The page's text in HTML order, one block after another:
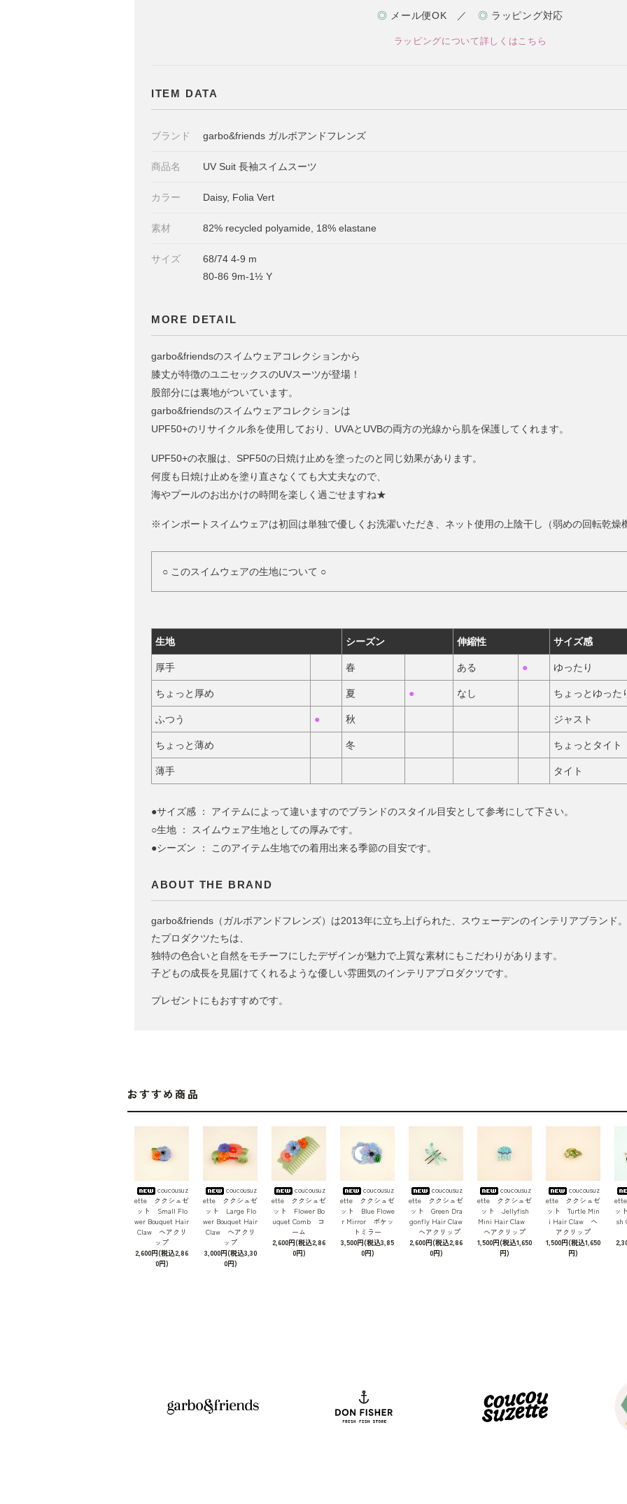
◎ メール便OK ／ ◎ ラッピング対応
ラッピングについて詳しくはこちら
ITEM DATA
ブランド garbo&friends ガルボアンドフレンズ
商品名 UV Suit 長袖スイムスーツ
カラー Daisy, Folia Vert
素材 82% recycled polyamide, 18% elastane
サイズ
68/74 4-9 m
80-86 9m-1½ Y
MORE DETAIL
garbo&friendsのスイムウェアコレクションから
膝丈が特徴のユニセックスのUVスーツが登場！
股部分には裏地がついています。
garbo&friendsのスイムウェアコレクションは
UPF50+のリサイクル糸を使用しており、UVAとUVBの両方の光線から肌を保護してくれます。
UPF50+の衣服は、SPF50の日焼け止めを塗ったのと同じ効果があります。
何度も日焼け止めを塗り直さなくても大丈夫なので、
海やプールのお出かけの時間を楽しく過ごせますね★
※インポートスイムウェアは初回は単独で優しくお洗濯いただき、ネット使用の上陰干し（弱めの回転乾燥
○ このスイムウェアの生地について ○
生地 シーズン 伸縮性 サイズ感
厚手 春 ある ● ゆったり
ちょっと厚め 夏 ● なし ちょっとゆった
ふつう ● 秋 ジャスト
ちょっと薄め 冬 ちょっとタイト
薄手 タイト
●サイズ感 ： アイテムによって違いますのでブランドのスタイル目安として参考にして下さい。
○生地 ： スイムウェア生地としての厚みです。
●シーズン ： このアイテム生地での着用出来る季節の目安です。
ABOUT THE BRAND
garbo&friends（ガルボアンドフレンズ）は2013年に立ち上げられた、スウェーデンのインテリアブランド
たプロダクツたちは、
独特の色合いと自然をモチーフにしたデザインが魅力で上質な素材にもこだわりがあります。
子どもの成長を見届けてくれるような優しい雰囲気のインテリアプロダクツです。
プレゼントにもおすすめです。
おすすめ商品
coucousuz
ette ククシュゼ
ット Small Flo
wer Bouquet Hair
Claw ヘアクリ
ップ
2,600円(税込2,86
0円)
coucousuz
ette ククシュゼ
ット Large Flo
wer Bouquet Hair
Claw ヘアクリ
ップ
3,000円(税込3,30
0円)
coucousuz
ette ククシュゼ
ット Flower Bo
uquet Comb コ
ーム
2,600円(税込2,86
0円)
coucousuz
ette ククシュゼ
ット Blue Flowe
r Mirror ポケッ
トミラー
3,500円(税込3,85
0円)
coucousuz
ette ククシュゼ
ット Green Dra
gonfly Hair Claw
ヘアクリップ
2,600円(税込2,86
0円)
coucousuz
ette ククシュゼ
ット Jellyfish
Mini Hair Claw
ヘアクリップ
1,500円(税込1,650
円)
coucousuz
ette ククシュゼ
ット Turtle Min
i Hair Claw ヘ
アクリップ
1,500円(税込1,650
円)
ッ
sh